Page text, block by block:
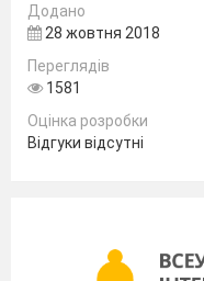
Додано
28 жовтня 2018
Переглядів
1581
Оцінка розробки
Відгуки відсутні